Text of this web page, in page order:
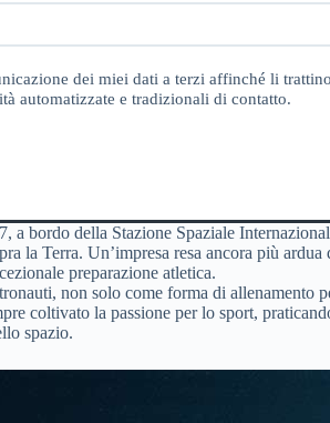
dei miei dati a terzi affinché li
automatizzate e tradizionali di contatto.
a bordo della Stazione Spaziale
Terra. Un’impresa resa ancora più
preparazione atletica.
non solo come forma di
coltivato la passione per lo sport,
spazio.